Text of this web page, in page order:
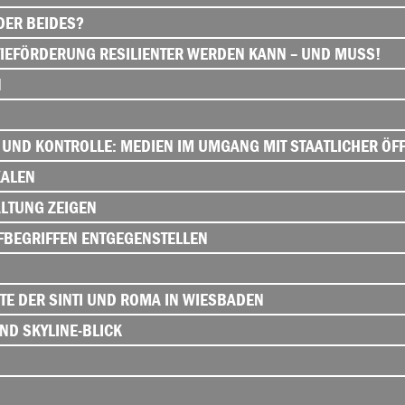
BEIDES?
RESILIENTER WERDEN KANN – UND MUSS!
KONTROLLE: MEDIEN IM UMGANG MIT STAATLICHER
ZEIGEN
ENTGEGENSTELLEN
DER SINTI UND ROMA IN WIESBADEN
SKYLINE-BLICK